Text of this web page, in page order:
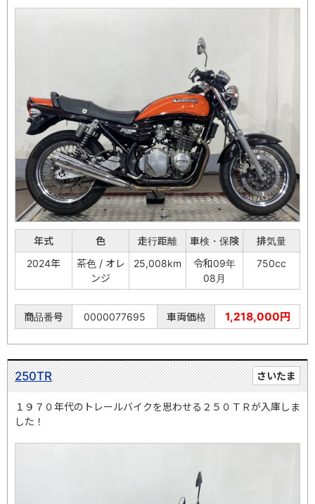
年式 色 走行距離 車検・保険
排気量
2024年
茶色 / オレ
ンジ
25,008km
令和09年
08月
750cc
商品番号 0000077695 車両価格 1,218,000円
さいたま
250TR
１９７０年代のトレールバイクを思わせる２５０ＴＲが入庫しま
した！